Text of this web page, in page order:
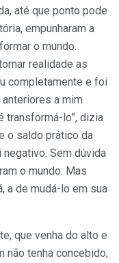
até que ponto pode
empunharam a
o mundo.
realidade as
completamente e foi
a mim
transformá-lo”, dizia
o saldo prático da
Sem dúvida
o mundo. Mas
a de mudá-lo em sua
que venha do alto e
não tenha concebido,